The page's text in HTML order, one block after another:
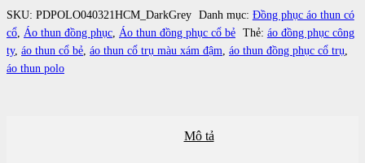
trụ
màu
xám
đậm
số
SKU: PDPOLO040321HCM_DarkGrey Danh mục: Đồng phục áo thun có
cổ, Áo thun đồng phục, Áo thun đồng phục cổ bẻ Thẻ: áo đồng phục công
ty, áo thun cổ bẻ, áo thun cổ trụ màu xám đậm, áo thun đồng phục cổ trụ,
áo thun polo
Mô tả